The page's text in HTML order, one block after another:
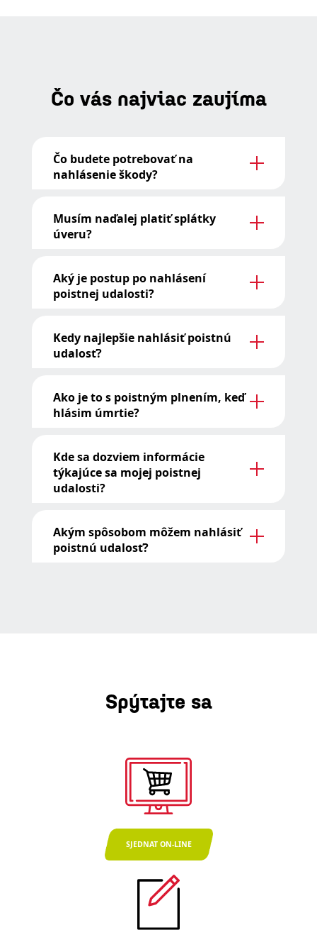
Čo vás najviac zaujíma
Čo budete potrebovať na
nahlásenie škody?
Musím naďalej platiť splátky
úveru?
Aký je postup po nahlásení
poistnej udalosti?
Kedy najlepšie nahlásiť poistnú
udalosť?
Ako je to s poistným plnením, keď
hlásim úmrtie?
Kde sa dozviem informácie
týkajúce sa mojej poistnej
udalosti?
Akým spôsobom môžem nahlásiť
poistnú udalosť?
Spýtajte sa
SJEDNAT ON-LINE